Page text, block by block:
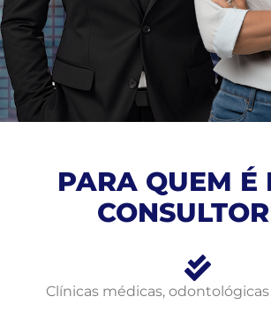
PARA QUEM É
Clínicas médicas,